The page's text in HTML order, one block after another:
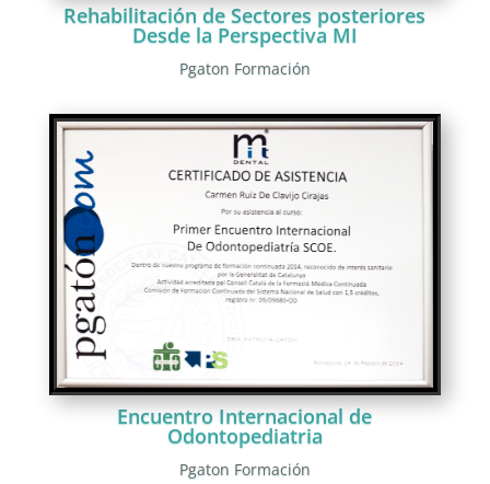
Rehabilitación de Sectores posteriores
Desde la Perspectiva MI
Pgaton Formación
Encuentro Internacional de
Odontopediatria
Pgaton Formación